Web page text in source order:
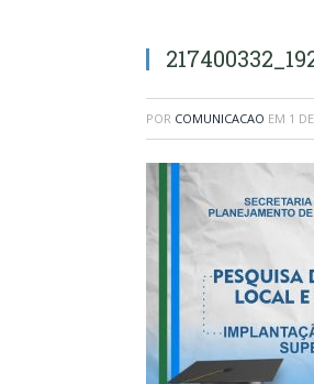
POR COMUNICACAO EM 1